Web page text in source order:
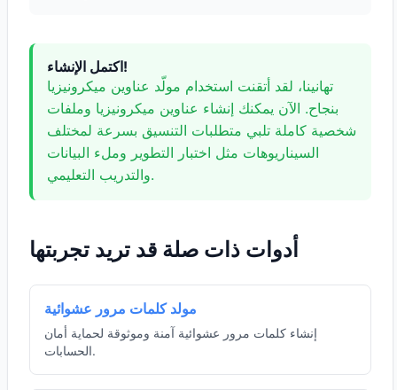
اكتمل الإنشاء!
تهانينا، لقد أتقنت استخدام مولّد عناوين ميكرونيزيا
بنجاح. الآن يمكنك إنشاء عناوين ميكرونيزيا وملفات
شخصية كاملة تلبي متطلبات التنسيق بسرعة لمختلف
السيناريوهات مثل اختبار التطوير وملء البيانات
والتدريب التعليمي.
أدوات ذات صلة قد تريد تجربتها
مولد كلمات مرور عشوائية
إنشاء كلمات مرور عشوائية آمنة وموثوقة لحماية أمان
الحسابات.